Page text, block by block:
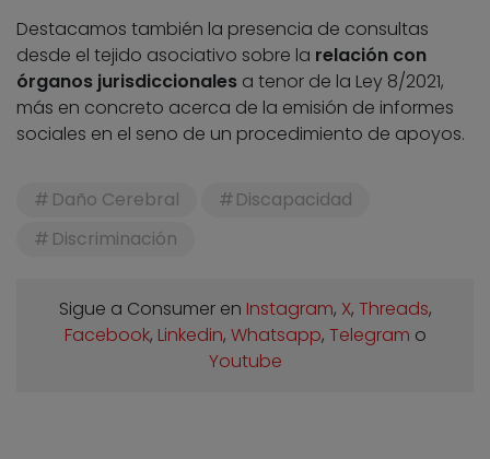
Destacamos también la presencia de consultas
desde el tejido asociativo sobre la relación con
órganos jurisdiccionales a tenor de la Ley 8/2021,
más en concreto acerca de la emisión de informes
sociales en el seno de un procedimiento de apoyos.
Daño Cerebral
Discapacidad
Discriminación
Sigue a Consumer en Instagram, X, Threads,
Facebook, Linkedin, Whatsapp, Telegram o
Youtube